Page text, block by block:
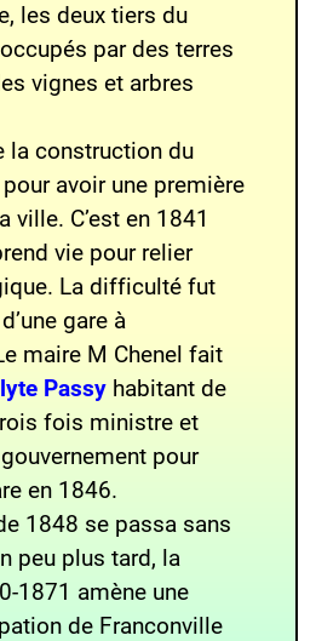
les deux tiers du
par des terres
vignes et arbres
la construction du
avoir une première
ville. C’est en 1841
vie pour relier
La difficulté fut
gare à
maire M Chenel fait
Passy habitant de
fois ministre et
pour
en 1846.
1848 se passa sans
peu plus tard, la
1871 amène une
de Franconville